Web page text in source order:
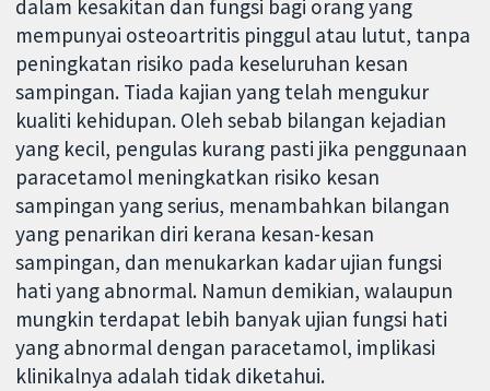
dalam kesakitan dan fungsi bagi orang yang
mempunyai osteoartritis pinggul atau lutut, tanpa
peningkatan risiko pada keseluruhan kesan
sampingan. Tiada kajian yang telah mengukur
kualiti kehidupan. Oleh sebab bilangan kejadian
yang kecil, pengulas kurang pasti jika penggunaan
paracetamol meningkatkan risiko kesan
sampingan yang serius, menambahkan bilangan
yang penarikan diri kerana kesan-kesan
sampingan, dan menukarkan kadar ujian fungsi
hati yang abnormal. Namun demikian, walaupun
mungkin terdapat lebih banyak ujian fungsi hati
yang abnormal dengan paracetamol, implikasi
klinikalnya adalah tidak diketahui.